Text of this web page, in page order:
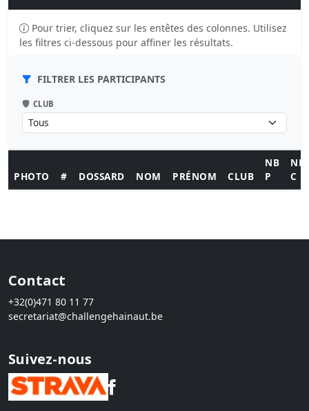
Pour trier, cliquez sur les entêtes des colonnes. Utilisez
les filtres ci-dessous pour affiner les résultats.
FILTRER LES PARTICIPANTS
CLUB
PHOTO # DOSSARD NOM PRÉNOM CLUB
NB
P
NB
C
Contact
+32(0)471 80 11 77
secretariat@challengehainaut.be
Suivez-nous